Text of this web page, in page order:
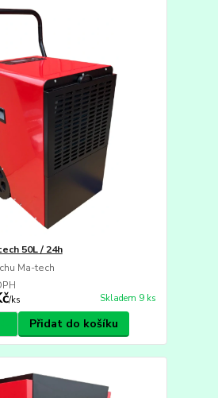
50L / 24h
Ma-tech
/ks Skladem 9 ks
Přidat do košíku